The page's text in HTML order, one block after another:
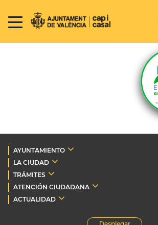
AYUNTAMIENTO
LA CIUDAD
TRÁMITES
ATENCIÓN CIUDADANA
ACTUALIDAD
Desplegar